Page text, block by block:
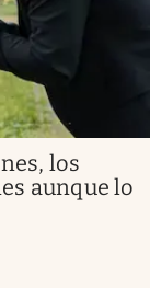
los
aunque lo